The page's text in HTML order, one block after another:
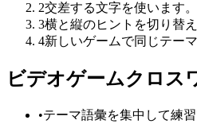
2交差する文字を使います。
3横と縦のヒントを切り替え
4新しいゲームで同じテー
ビデオゲームクロス
•テーマ語彙を集中して練習